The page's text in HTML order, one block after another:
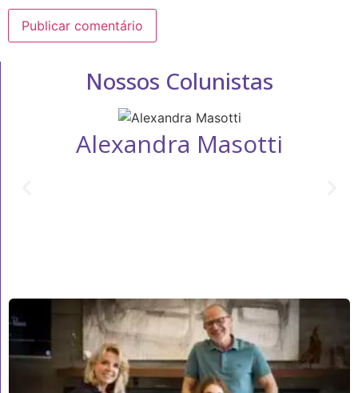
Nossos Colunistas
Alexandra Masotti